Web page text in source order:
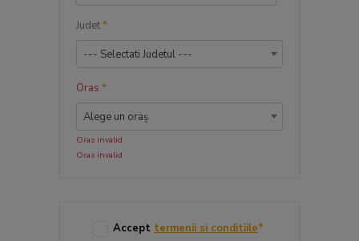
Judet*
--- Selectati Judetul ---
Oras *
Alege un oraș
Oras invalid
Oras invalid
Accept termenii si conditiile*